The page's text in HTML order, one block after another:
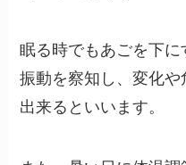
眠る時でもあごを下
振動を察知し、変化
出来るといいます。